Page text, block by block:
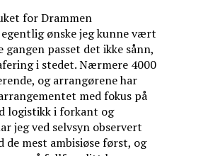
for Drammen
ønske jeg kunne vært
gangen passet det ikke sånn,
i stedet. Nærmere 4000
og arrangørene har
med fokus på
logistikk i forkant og
jeg ved selvsyn observert
de mest ambisiøse først, og